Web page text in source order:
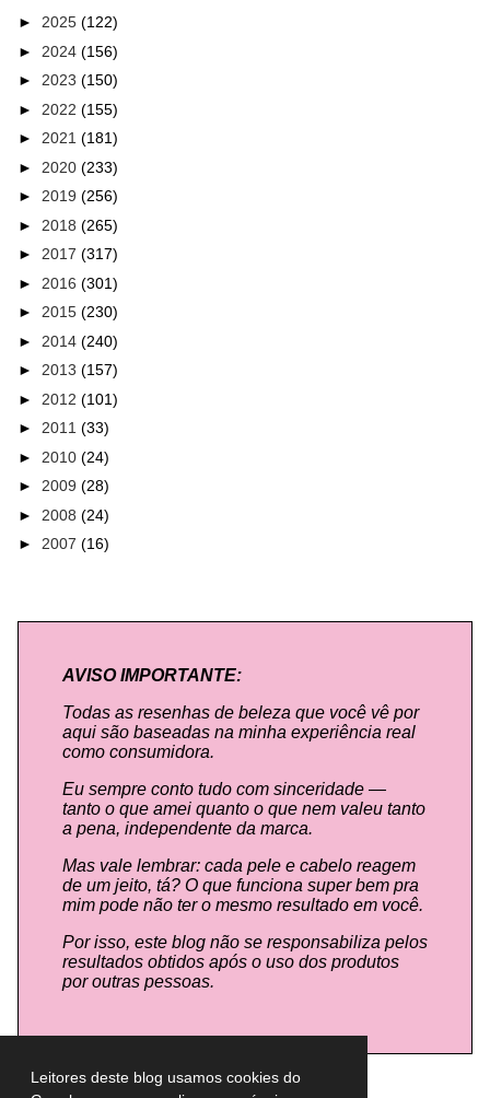
Leitores deste blog usamos cookies do
► 2025 (122)
► 2024 (156)
► 2023 (150)
► 2022 (155)
► 2021 (181)
► 2020 (233)
► 2019 (256)
► 2018 (265)
► 2017 (317)
► 2016 (301)
► 2015 (230)
► 2014 (240)
► 2013 (157)
► 2012 (101)
► 2011 (33)
► 2010 (24)
► 2009 (28)
► 2008 (24)
► 2007 (16)
AVISO IMPORTANTE:
Todas as resenhas de beleza que você vê por
aqui são baseadas na minha experiência real
como consumidora.
Eu sempre conto tudo com sinceridade —
tanto o que amei quanto o que nem valeu tanto
a pena, independente da marca.
Mas vale lembrar: cada pele e cabelo reagem
de um jeito, tá? O que funciona super bem pra
mim pode não ter o mesmo resultado em você.
Por isso, este blog não se responsabiliza pelos
resultados obtidos após o uso dos produtos
por outras pessoas.